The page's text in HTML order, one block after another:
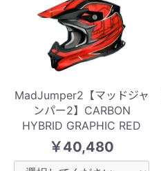
MadJumper2【マッドジャ
ンパー2】CARBON
HYBRID GRAPHIC RED
￥40,480